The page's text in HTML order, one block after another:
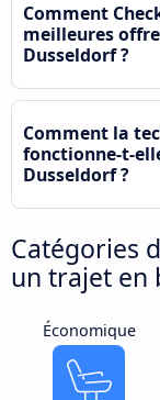
Comment
meilleures
Dusseldorf ?
Comment la
fonctionne-t-
Dusseldorf ?
Catégories
un trajet en
Économique